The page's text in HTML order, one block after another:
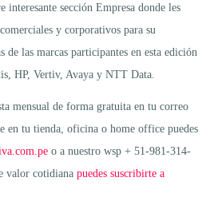
interesante sección Empresa donde les
y corporativos para su
de las marcas participantes en esta edición
HP, Vertiv, Avaya y NTT Data.
mensual de forma gratuita en tu correo
en tu tienda, oficina o home office puedes
o a nuestro wsp + 51-981-314-
valor cotidiana puedes suscribirte a